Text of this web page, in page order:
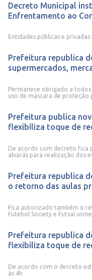
Decreto Municipal
Enfrentamento ao
Entidades públicas e
Prefeitura republica
supermercados,
Permanece obrigado a
uso de máscara de proteção
Prefeitura publica
flexibiliza toque de
De acordo com decreto fica
alvarás para realização dos
Prefeitura republica
o retorno das aulas
Fica autorizado também o
Futebol Society e Futsal
Prefeitura republica
flexibiliza toque de
De acordo com o decreto
às 4h